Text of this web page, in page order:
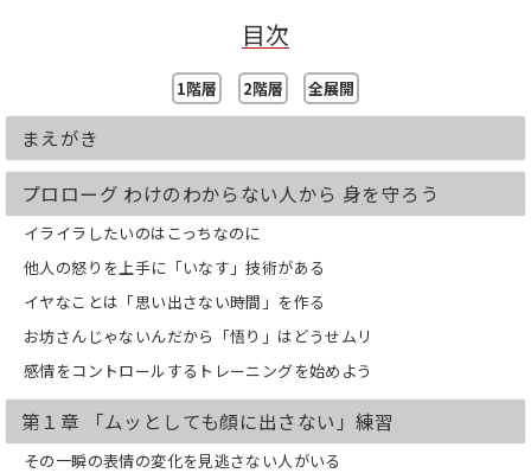
それが進むとうつ状態にすらなります。
「感情攻撃」をする相手に対応するには
どうしたらいいか。
自分の精神状態がむやみに害されずにす
むにはどうしたらいいか。
ドバイスしたのが、本書です。
相手の不愉快な精神状態にのみこまれな
い方法、ひきずられない方法、
自分の心を落ち着かせる方法を、日常よ
くあるシチュエーションから提案しま
す。
いつも機嫌よく日常をすごせるようにな
「感情攻撃をする人」から自分の心身を
守る対処法です。
●「ムッとしても顔に出さない」練習
●何をいわれても「いい返さない」とい
う作戦
目次
1階層 2階層 全展開
まえがき
プロローグ わけのわからない人から 身を守ろう
イライラしたいのはこっちなのに
他人の怒りを上手に「いなす」技術がある
イヤなことは「思い出さない時間」を作る
お坊さんじゃないんだから「悟り」はどうせムリ
感情をコントロールするトレーニングを始めよう
第１章 「ムッとしても顔に出さない」練習
その一瞬の表情の変化を見逃さない人がいる